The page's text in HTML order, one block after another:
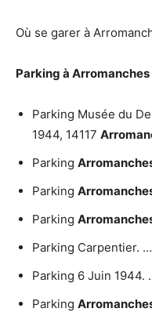
Où se garer à
Parking à Arromanches
Parking Musée du
1944, 14117
Parking
Parking
Parking
Parking Carpentier. …
Parking 6 Juin 1944.
Parking